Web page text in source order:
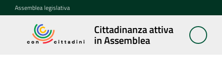
Vai al contenuto
Vai alla navigazione
Vai al footer
Assemblea legislativa
Cittadinanza attiva
in Assemblea
Cittadinanza
attiva in